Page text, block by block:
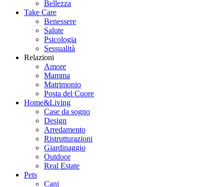
Bellezza
Take Care
Benessere
Salute
Psicologia
Sessualità
Relazioni
Amore
Mamma
Matrimonio
Posta del Cuore
Home&Living
Case da sogno
Design
Arredamento
Ristrutturazioni
Giardinaggio
Outdoor
Real Estate
Pets
Cani